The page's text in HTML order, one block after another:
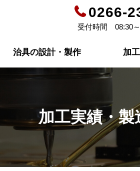
0266-
受付時間 08:30
治具の設計・製作 加
加工実績・製